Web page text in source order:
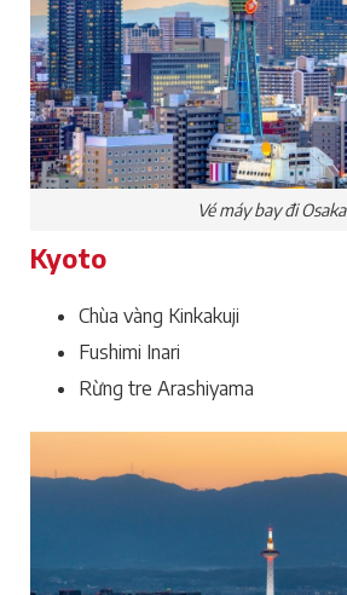
Vé máy bay đi Osaka
Kyoto
Chùa vàng Kinkakuji
Fushimi Inari
Rừng tre Arashiyama